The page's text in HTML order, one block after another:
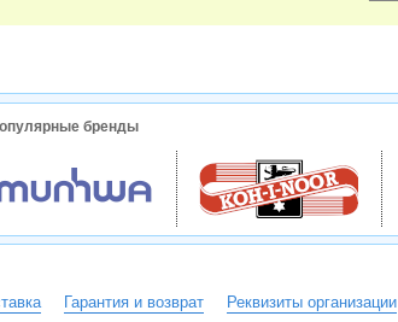
бренды
Гарантия и возврат Реквизиты организации